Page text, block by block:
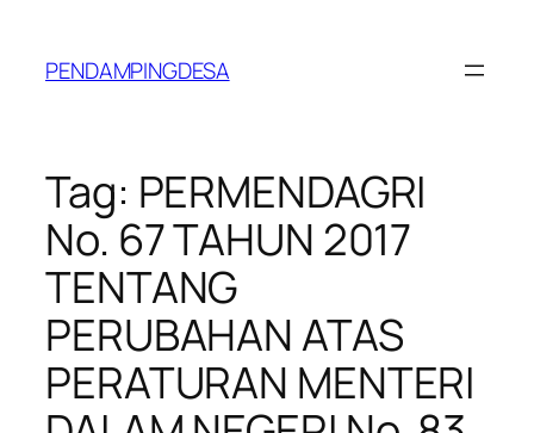
konten
PENDAMPINGDESA
Tag: PERMENDAGRI
No. 67 TAHUN 2017
TENTANG
PERUBAHAN ATAS
PERATURAN MENTERI